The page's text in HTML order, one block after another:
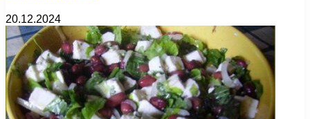
20.12.2024